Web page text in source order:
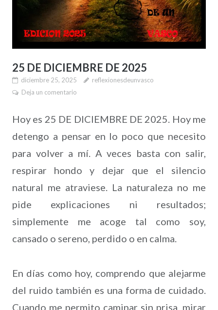
25 DE DICIEMBRE DE 2025
diciembre 25, 2025
reflexionesdeunvasco
Deja un comentario
Hoy es 25 DE DICIEMBRE DE 2025. Hoy me
detengo a pensar en lo poco que necesito
para volver a mí. A veces basta con salir,
respirar hondo y dejar que el silencio
natural me atraviese. La naturaleza no me
pide explicaciones ni resultados;
simplemente me acoge tal como soy,
cansado o sereno, perdido o en calma.
En días como hoy, comprendo que alejarme
del ruido también es una forma de cuidado.
Cuando me permito caminar sin prisa, mirar